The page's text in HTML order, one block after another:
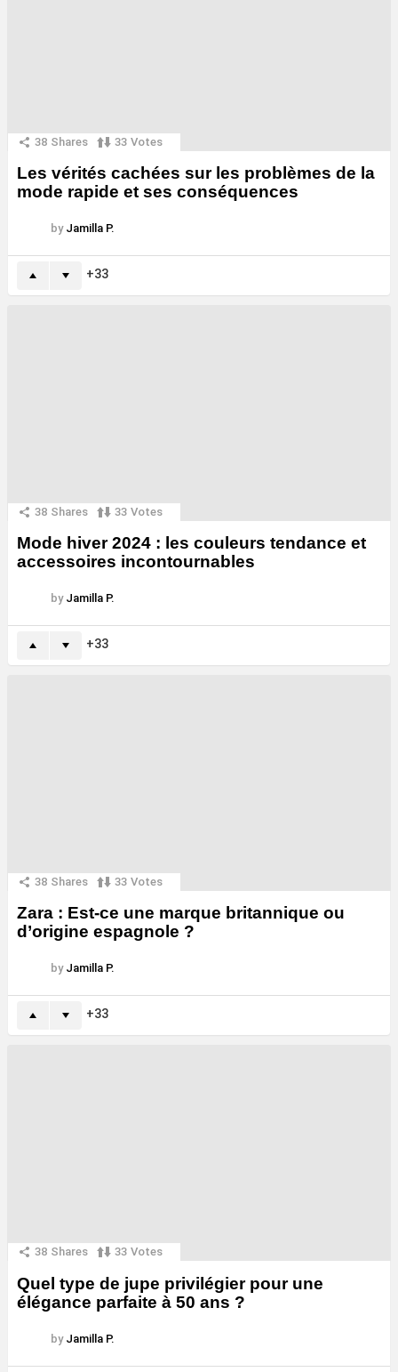
38 Shares 33 Votes
Les vérités cachées sur les problèmes de la
mode rapide et ses conséquences
by Jamilla P.
33
38 Shares 33 Votes
Mode hiver 2024 : les couleurs tendance et
accessoires incontournables
by Jamilla P.
33
38 Shares 33 Votes
Zara : Est-ce une marque britannique ou
d’origine espagnole ?
by Jamilla P.
33
38 Shares 33 Votes
Quel type de jupe privilégier pour une
élégance parfaite à 50 ans ?
by Jamilla P.